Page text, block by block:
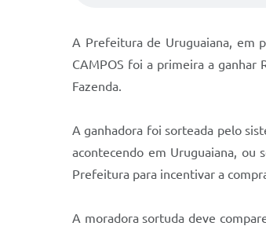
A Prefeitura de Uruguaiana, em
CAMPOS foi a primeira a ganhar
Fazenda.
A ganhadora foi sorteada pelo
acontecendo em Uruguaiana, ou
Prefeitura para incentivar a
A moradora sortuda deve